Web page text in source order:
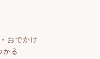
おでかけ
る